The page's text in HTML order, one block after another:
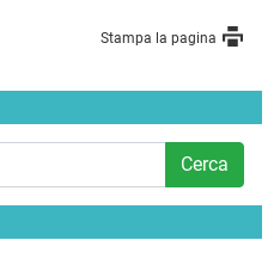
Cerca
Stampa la pagina